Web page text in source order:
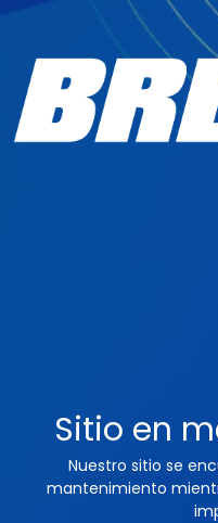
Sitio en
Nuestro sitio se
mantenimiento